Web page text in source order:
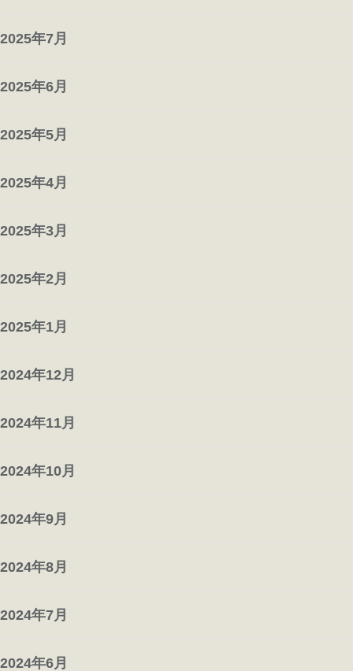
2025年7月
2025年6月
2025年5月
2025年4月
2025年3月
2025年2月
2025年1月
2024年12月
2024年11月
2024年10月
2024年9月
2024年8月
2024年7月
2024年6月